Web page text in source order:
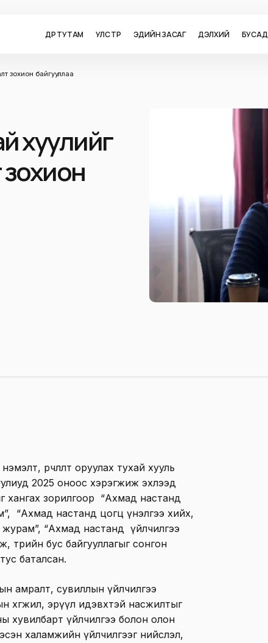
ӨДӨР ТУТАМ УЛС ТӨР ЭДИЙН ЗАСАГ ДЭЛХИЙ БУСАД
зохион байгууллаа
хуулийг
зохион
өөрчлөлт оруулах тухай хууль
2025 оноос хэрэгжиж эхлээд
хангах зорилгоор “Ахмад настанд
“Ахмад настанд цогц үнэлгээ хийх,
журам”, “Ахмад настанд үйлчилгээ
төрийн бус байгууллагыг сонгон
баталсан.
амралт, сувиллын үйлчилгээ
хөгжил, эрүүл идэвхтэй насжилтыг
хувилбарт үйлчилгээ болон олон
халамжийн үйлчилгээг нийслэл,